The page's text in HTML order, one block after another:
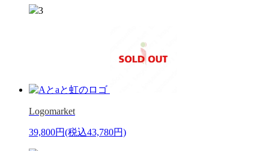
3
Logomarket
39,800円(税込43,780円)